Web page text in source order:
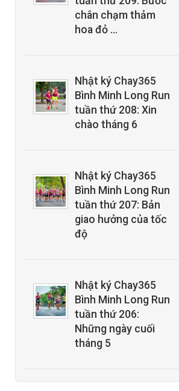
chân chạm thảm
hoa đỏ …
Nhật ký Chay365
Bình Minh Long Run
tuần thứ 208: Xin
chào tháng 6
Nhật ký Chay365
Bình Minh Long Run
tuần thứ 207: Bản
giao hưởng của tốc
độ
Nhật ký Chay365
Bình Minh Long Run
tuần thứ 206:
Những ngày cuối
tháng 5